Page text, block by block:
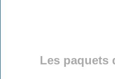
Les paquets